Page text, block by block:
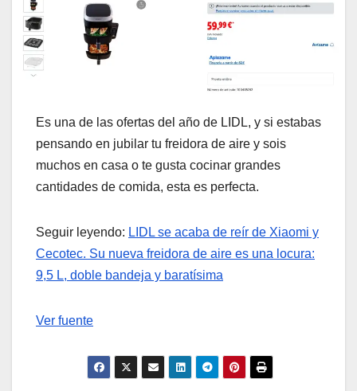
Es una de las ofertas del año de LIDL, y si estabas
pensando en jubilar tu freidora de aire y sois
muchos en casa o te gusta cocinar grandes
cantidades de comida, esta es perfecta.
Seguir leyendo: LIDL se acaba de reír de Xiaomi y
Cecotec. Su nueva freidora de aire es una locura:
9,5 L, doble bandeja y baratísima
Ver fuente